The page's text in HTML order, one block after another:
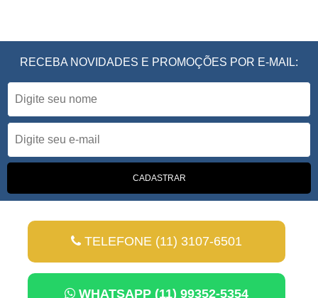
RECEBA NOVIDADES E PROMOÇÕES POR E-MAIL:
TELEFONE (11) 3107-6501
WHATSAPP (11) 99352-5354